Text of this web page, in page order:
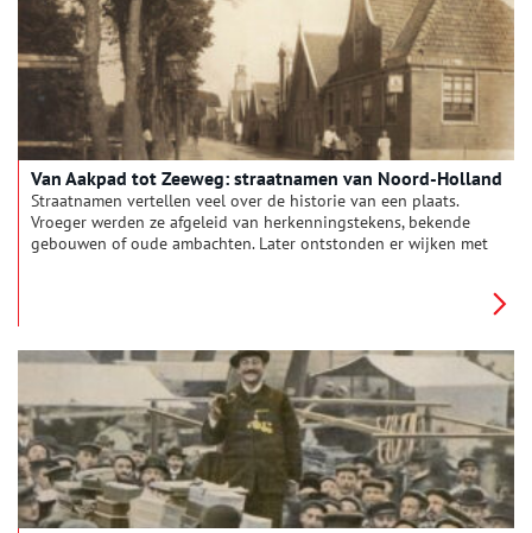
Van Aakpad tot Zeeweg: straatnamen van Noord-Holland
Straatnamen vertellen veel over de historie van een plaats.
Vroeger werden ze afgeleid van herkenningstekens, bekende
gebouwen of oude ambachten. Later ontstonden er wijken met